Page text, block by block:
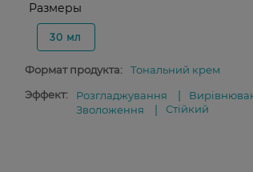
Размеры
30 мл
Формат продукта:
Тональний крем
Эффект:
Розгладжування
Зволоження
Стійкий